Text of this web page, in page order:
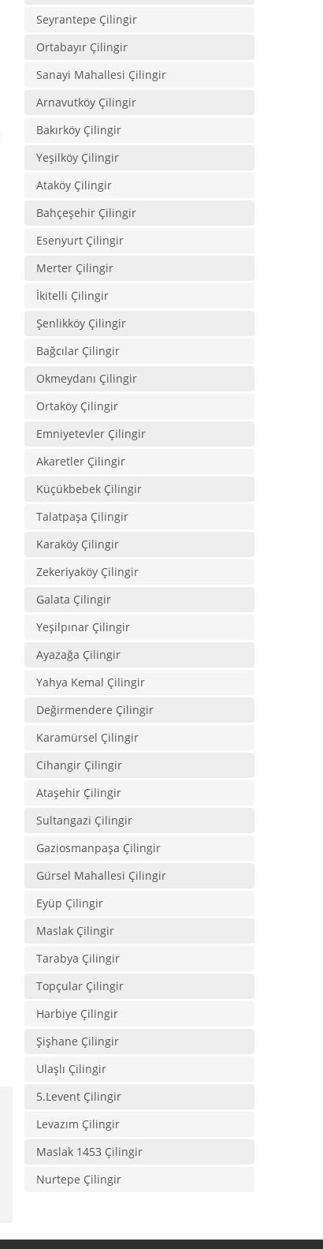
Seyrantepe Çilingir
Ortabayır Çilingir
Sanayi Mahallesi Çilingir
Arnavutköy Çilingir
Bakırköy Çilingir
Yeşilköy Çilingir
Ataköy Çilingir
Bahçeşehir Çilingir
Esenyurt Çilingir
Merter Çilingir
İkitelli Çilingir
Şenlikköy Çilingir
Bağcılar Çilingir
Okmeydanı Çilingir
Ortaköy Çilingir
Emniyetevler Çilingir
Akaretler Çilingir
Küçükbebek Çilingir
Talatpaşa Çilingir
Karaköy Çilingir
Zekeriyaköy Çilingir
Galata Çilingir
Yeşilpınar Çilingir
Ayazağa Çilingir
Yahya Kemal Çilingir
Değirmendere Çilingir
Karamürsel Çilingir
Cihangir Çilingir
Ataşehir Çilingir
Sultangazi Çilingir
Gaziosmanpaşa Çilingir
Gürsel Mahallesi Çilingir
Eyüp Çilingir
Maslak Çilingir
Tarabya Çilingir
Topçular Çilingir
Harbiye Çilingir
Şişhane Çilingir
Ulaşlı Çilingir
5.Levent Çilingir
Levazım Çilingir
Maslak 1453 Çilingir
Nurtepe Çilingir